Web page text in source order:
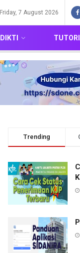
Friday, 7 August 2026
DIKTI
Trending